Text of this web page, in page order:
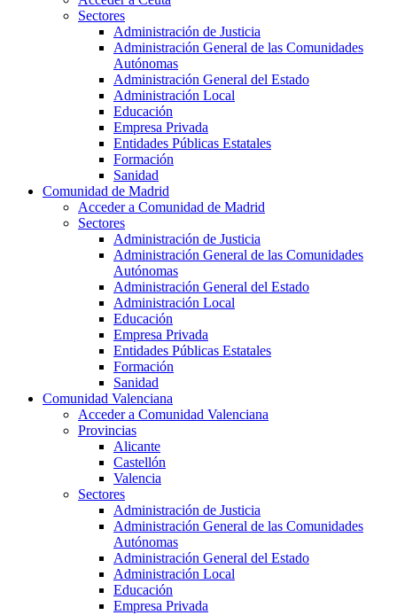
Sectores
Administración de Justicia
Administración General de las Comunidades
Autónomas
Administración General del Estado
Administración Local
Educación
Empresa Privada
Entidades Públicas Estatales
Formación
Sanidad
Comunidad de Madrid
Acceder a Comunidad de Madrid
Sectores
Administración de Justicia
Administración General de las Comunidades
Autónomas
Administración General del Estado
Administración Local
Educación
Empresa Privada
Entidades Públicas Estatales
Formación
Sanidad
Comunidad Valenciana
Acceder a Comunidad Valenciana
Provincias
Alicante
Castellón
Valencia
Sectores
Administración de Justicia
Administración General de las Comunidades
Autónomas
Administración General del Estado
Administración Local
Educación
Empresa Privada